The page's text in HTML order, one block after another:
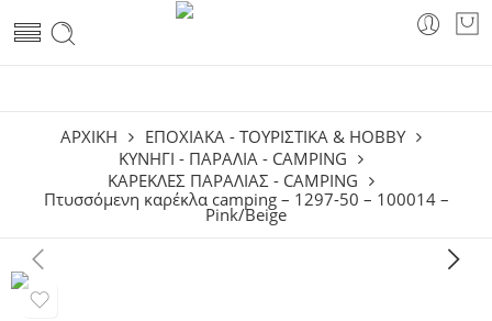
ΑΡΧΙΚΗ
ΕΠΟΧΙΑΚΑ - ΤΟΥΡΙΣΤΙΚΑ & HOBBY
ΚΥΝΉΓΙ - ΠΑΡΑΛΊΑ - CAMPING
ΚΑΡΈΚΛΕΣ ΠΑΡΑΛΊΑΣ - CAMPING
Πτυσσόμενη καρέκλα camping – 1297-50 – 100014 –
Pink/Beige